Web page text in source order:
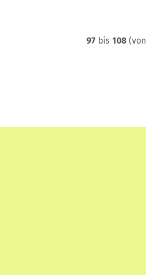
97bis 108